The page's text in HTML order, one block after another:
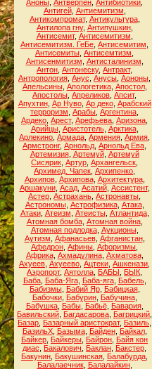
Аноны Антверпен Антибиотики
Антигей, Антиемитизм
Антикомпромат, Антикультура,
Антилопа гну, Антипушкин,
Антисемит, Антисемитизм
Антисемитизм. ГеБе Антисемитим
Антисемиты Антисемтизм
Антисенмитизм Антисталинизм
Антон Антонеску, Антракт,
Антропология Анус Анусы Аононы
Апельсины, Апологетика, Апостол,
Апостолы Апреликов Апсит,
Апухтин, Ар Нуво, Ар деко, Арабский
терроризм Арабы Аргентина
Ардеко Арест, Арефьева Аризона
Арийцы, Аристотель, Арктика,
Арлекино Армада Армения Армия
Армстронг, Арнольд Арнольд Ева
Артемизия, Артемуй, Артемуй
Сисярик Артур Архангельск
Архимед. Чапек Архипенко
Архипов, Архипова, Архитектура,
Аршакуни, Асад, Асатий, Ассистент,
Астер Астрахань Астронавты
Астрономы, Астрофизика, Атака,
Атаки, Атеизм Атеисты, Атлантида,
Атомная бомба, Атомная война,
Атомная подлодка, Аукционы,
Аутизм Афанасьев, Афганистан,
Афедрон Афины Афоризмы
Африка, Ахмадулина, Ахматова,
Ахуеев Ахуеево Ацтеки Ашкенази
Аэропорт, Аятолла БАБЫ БЫК
Баба, Баба-Яга, Баба-яга, Бабель,
Бабизмы, Бабий Яр, Бабицкая,
Бабочки, Бабурин, Бабучина,
Бабушка, Бабы, Бабьё, Бавария,
Бавильский Багдасарова Багрицкий
Базар Базарный аристократ, Базиль
БазильХ, Базыма, Байден, Байкал,
Байкер Байкеры Байрон Байя кон
диас
Бакалович Баклан Бакстер
Бакунин Бакушинская Балабурда
Балалаечник, Балалайкин,